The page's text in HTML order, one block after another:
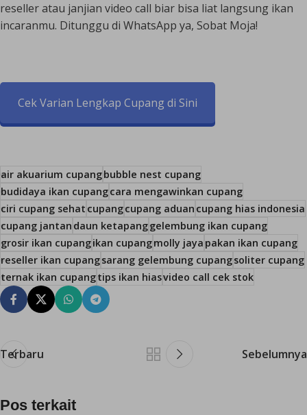
reseller atau janjian video call biar bisa liat langsung ikan
incaranmu. Ditunggu di WhatsApp ya, Sobat Moja!
Cek Varian Lengkap Cupang di Sini
air akuarium cupangbubble nest cupang
budidaya ikan cupangcara mengawinkan cupang
ciri cupang sehat cupangcupang aduan cupang hias indonesia
cupang jantan daun ketapanggelembung ikan cupang
grosir ikan cupangikan cupangmolly jaya pakan ikan cupang
reseller ikan cupangsarang gelembung cupangsoliter cupang
ternak ikan cupangtips ikan hiasvideo call cek stok
Terbaru Sebelumnya
Pos terkait